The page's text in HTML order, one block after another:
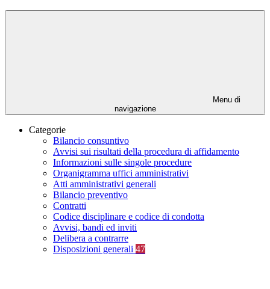
Menu di
navigazione
Categorie
Bilancio consuntivo
Avvisi sui risultati della procedura di affidamento
Informazioni sulle singole procedure
Organigramma uffici amministrativi
Atti amministrativi generali
Bilancio preventivo
Contratti
Codice disciplinare e codice di condotta
Avvisi, bandi ed inviti
Delibera a contrarre
Disposizioni generali 47